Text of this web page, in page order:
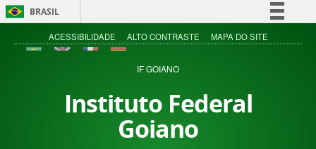
BRASIL
Simplifique!
Acesso à informação
ACESSIBILIDADE ALTO CONTRASTE MAPA DO SITE
IF GOIANO
Instituto Federal
Goiano